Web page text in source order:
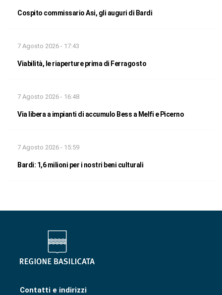
Cospito commissario Asi, gli auguri di Bardi
7 Agosto 2026 - 17:43
Viabilità, le riaperture prima di Ferragosto
7 Agosto 2026 - 16:48
Via libera a impianti di accumulo Bess a Melfi e Picerno
7 Agosto 2026 - 15:59
Bardi: 1,6 milioni per i nostri beni culturali
Contatti e indirizzi